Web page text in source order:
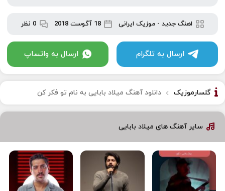
اهنگ جدید- موزیک ایرانی 18 آگوست 2018 0 نظر
ارسال به تلگرام ارسال به واتساپ
گلسارموزیک دانلود آهنگ میلاد بابایی به نام تو فکر کن
سایر آهنگ های میلاد بابایی